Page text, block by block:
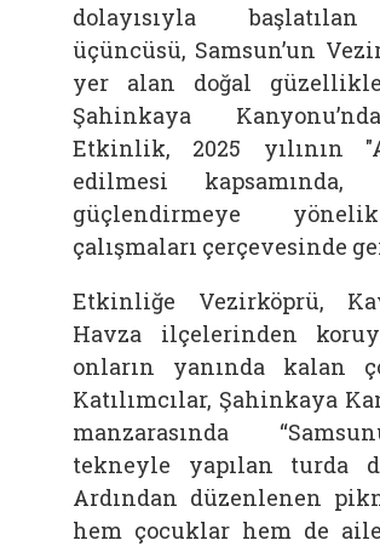
dolayısıyla
üçüncüsü, Samsun’un
yer alan doğal
Şahinkaya
Etkinlik, 2025 yılının
edilmesi kapsamında,
güçlendirmeye
çalışmaları çerçevesinde
Etkinliğe Vezirköprü,
Havza ilçelerinden
onların yanında kalan
Katılımcılar, Şahinkaya
manzarasında
tekneyle yapılan turda
Ardından düzenlenen
hem çocuklar hem de